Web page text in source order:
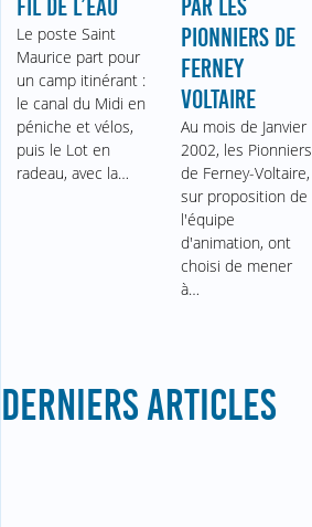
FIL DE L’EAU
Le poste Saint
Maurice part pour
un camp itinérant :
le canal du Midi en
péniche et vélos,
puis le Lot en
radeau, avec la…
PAR LES
PIONNIERS DE
FERNEY
VOLTAIRE
Au mois de Janvier
2002, les Pionniers
de Ferney-Voltaire,
sur proposition de
l'équipe
d'animation, ont
choisi de mener
à…
DERNIERS ARTICLES